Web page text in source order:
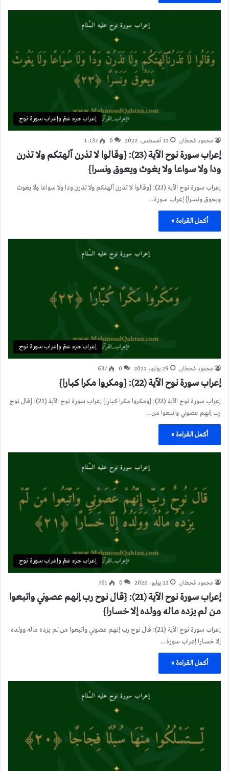
إعراب جزء عمّ وإعراب سورة نوح
محمود قحطان 12 أغسطس، 2022 0 1٬137
إعراب سورة نوح الآية (23): {وقالوا لا تذرن آلهتكم ولا تذرن
ودا ولا سواعا ولا يغوث ويعوق ونسرا}
إعراب سورة نوح الآية (23): {وقالوا لا تذرن آلهتكم ولا تذرن ودا ولا سواعا ولا يغوث
ويعوق ونسرا} إعراب سورة…
أكمل القراءة »
إعراب جزء عمّ وإعراب سورة نوح
محمود قحطان 29 يوليو، 2022 0
637
إعراب سورة نوح الآية (22): {ومكروا مكرا كبارا}
إعراب سورة نوح الآية (22): {ومكروا مكرا كبارا} إعراب سورة نوح الآية (21): {قال نوح
رب إنهم عصوني واتبعوا من…
أكمل القراءة »
إعراب جزء عمّ وإعراب سورة نوح
محمود قحطان 22 يوليو، 2022 0
761
إعراب سورة نوح الآية (21): {قال نوح رب إنهم عصوني واتبعوا
من لم يزده ماله وولده إلا خسارا}
إعراب سورة نوح الآية (21): قال نوح رب إنهم عصوني واتبعوا من لم يزده ماله وولده
إلا خسارا إعراب سورة…
أكمل القراءة »